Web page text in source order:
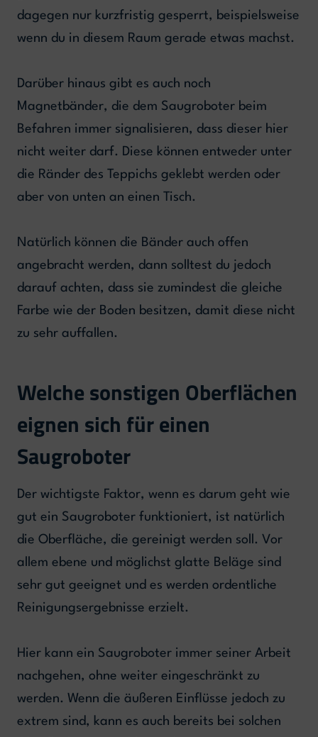
dagegen nur kurzfristig gesperrt, beispielsweise
wenn du in diesem Raum gerade etwas machst.
Darüber hinaus gibt es auch noch
Magnetbänder, die dem Saugroboter beim
Befahren immer signalisieren, dass dieser hier
nicht weiter darf. Diese können entweder unter
die Ränder des Teppichs geklebt werden oder
aber von unten an einen Tisch.
Natürlich können die Bänder auch offen
angebracht werden, dann solltest du jedoch
darauf achten, dass sie zumindest die gleiche
Farbe wie der Boden besitzen, damit diese nicht
zu sehr auffallen.
Welche sonstigen Oberflächen
eignen sich für einen
Saugroboter
Der wichtigste Faktor, wenn es darum geht wie
gut ein Saugroboter funktioniert, ist natürlich
die Oberfläche, die gereinigt werden soll. Vor
allem ebene und möglichst glatte Beläge sind
sehr gut geeignet und es werden ordentliche
Reinigungsergebnisse erzielt.
Hier kann ein Saugroboter immer seiner Arbeit
nachgehen, ohne weiter eingeschränkt zu
werden. Wenn die äußeren Einflüsse jedoch zu
extrem sind, kann es auch bereits bei solchen